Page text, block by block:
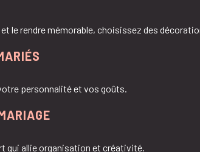
le rendre mémorable, choisissez des
personnalité et vos goûts.
qui allie organisation et créativité.